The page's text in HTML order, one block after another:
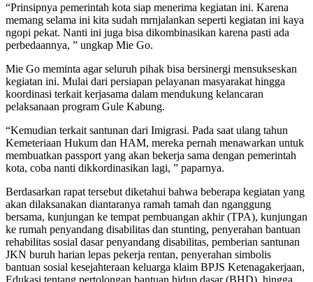
“Prinsipnya pemerintah kota siap menerima kegiatan ini. Karena
memang selama ini kita sudah mrnjalankan seperti kegiatan ini kaya
ngopi pekat. Nanti ini juga bisa dikombinasikan karena pasti ada
perbedaannya, ” ungkap Mie Go.
Mie Go meminta agar seluruh pihak bisa bersinergi mensukseskan
kegiatan ini. Mulai dari persiapan pelayanan masyarakat hingga
koordinasi terkait kerjasama dalam mendukung kelancaran
pelaksanaan program Gule Kabung.
“Kemudian terkait santunan dari Imigrasi. Pada saat ulang tahun
Kemeteriaan Hukum dan HAM, mereka pernah menawarkan untuk
membuatkan passport yang akan bekerja sama dengan pemerintah
kota, coba nanti dikkordinasikan lagi, ” paparnya.
Berdasarkan rapat tersebut diketahui bahwa beberapa kegiatan yang
akan dilaksanakan diantaranya ramah tamah dan nganggung
bersama, kunjungan ke tempat pembuangan akhir (TPA), kunjungan
ke rumah penyandang disabilitas dan stunting, penyerahan bantuan
rehabilitas sosial dasar penyandang disabilitas, pemberian santunan
JKN buruh harian lepas pekerja rentan, penyerahan simbolis
bantuan sosial kesejahteraan keluarga klaim BPJS Ketenagakerjaan,
Edukasi tentang pertolongan bantuan hidup dasar (BHD), hingga